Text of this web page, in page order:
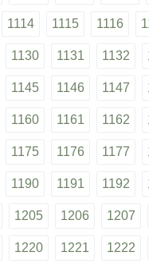
1114 1115 1116
1130 1131 1132
1145 1146 1147
1160 1161 1162
1175 1176 1177
1190 1191 1192
1205 1206 1207
1220 1221 1222